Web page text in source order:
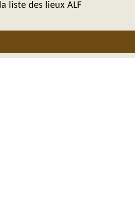
liste des lieux ALF